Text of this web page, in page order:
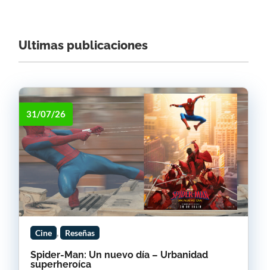
Ultimas publicaciones
Spider-Man: Un nuevo día – Urbanidad
superheroíca
31/07/26
Cine , Reseñas